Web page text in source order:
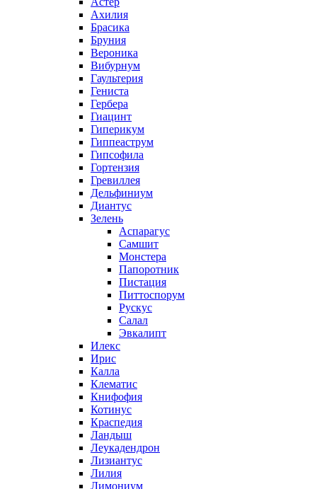
Ахилия
Брасика
Бруния
Вероника
Вибурнум
Гаультерия
Гениста
Гербера
Гиацинт
Гиперикум
Гиппеаструм
Гипсофила
Гортензия
Гревиллея
Дельфиниум
Диантус
Зелень
Аспарагус
Самшит
Монстера
Папоротник
Пистация
Питтоспорум
Рускус
Салал
Эвкалипт
Илекс
Ирис
Калла
Клематис
Книфофия
Котинус
Краспедия
Ландыш
Леукадендрон
Лизиантус
Лилия
Лимониум